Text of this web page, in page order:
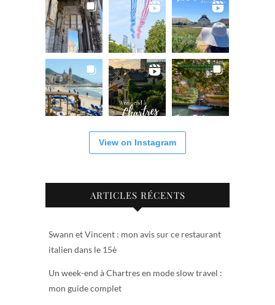
View on Instagram
ARTICLES RÉCENTS
Swann et Vincent : mon avis sur ce restaurant
italien dans le 15è
Un week-end à Chartres en mode slow travel :
mon guide complet